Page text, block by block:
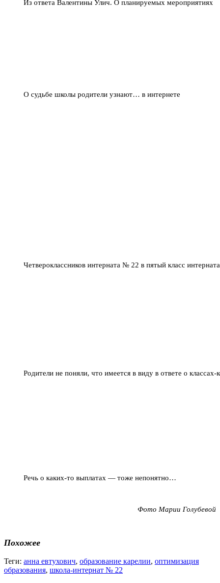
Из ответа Валентины Улич. О планируемых мероприятиях
О судьбе школы родители узнают… в интернете
Четвероклассников интерната № 22 в пятый класс
Родители не поняли, что имеется в виду в ответе о классах-
Речь о каких-то выплатах — тоже непонятно…
Фото Марии Голубевой
Похожее
Теги: анна евтухович, образование карелии, оптимизация
образования, школа-интернат № 22